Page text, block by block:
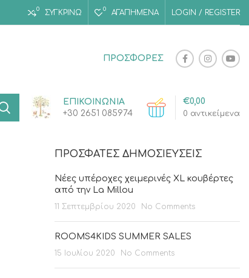
0 ΣΥΓΚΡΙΝΩ 0 ΑΓΑΠΗΜΈΝΑ LOGIN / REGISTER
ΠΡΟΣΦΟΡΕΣ
ΕΠΙΚΟΙΝΩΝΙΑ
+30 2651 085974
0 αντικείμενα
€0,00
ΠΡΌΣΦΑΤΕΣ ΔΗΜΟΣΙΕΎΣΕΙΣ
Νέες υπέροχες χειμερινές XL κουβέρτες
από την La Millou
11 Σεπτεμβρίου 2020 No Comments
ROOMS4KIDS SUMMER SALES
15 Ιουλίου 2020 No Comments